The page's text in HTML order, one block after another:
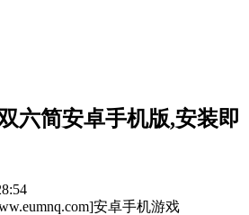
六简安卓手机版,安装即
安卓手机游戏